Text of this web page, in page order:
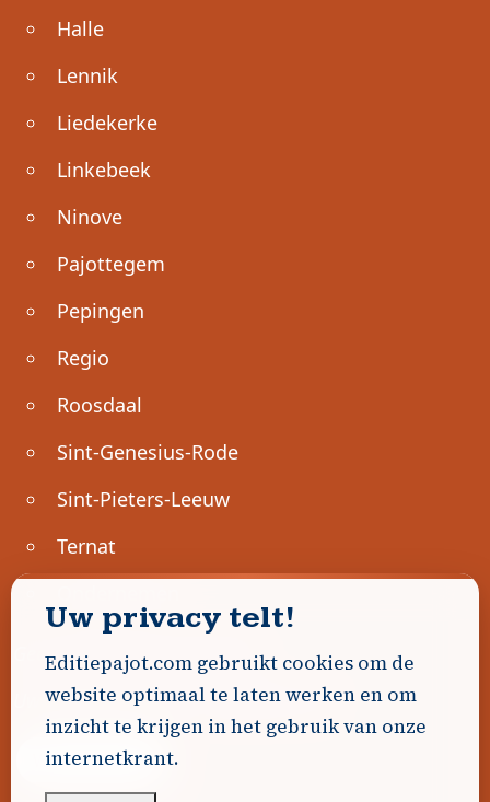
Halle
Lennik
Liedekerke
Linkebeek
Ninove
Pajottegem
Pepingen
Regio
Roosdaal
Sint-Genesius-Rode
Sint-Pieters-Leeuw
Ternat
Geen advertenties gevonden.
Uw advertentie hier? Contacteer ons!
Word Partner!
Uw privacy telt!
Editiepajot.com gebruikt cookies om de
website optimaal te laten werken en om
inzicht te krijgen in het gebruik van onze
internetkrant.